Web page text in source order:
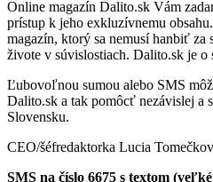
Online magazín Dalito.sk Vám
prístup k jeho exkluzívnemu
magazín, ktorý sa nemusí hanbiť za
živote v súvislostiach. Dalito.sk je o
Ľubovoľnou sumou alebo SMS
Dalito.sk a tak pomôcť nezávislej a
Slovensku.
CEO/šéfredaktorka Lucia
SMS na číslo 6675 s textom